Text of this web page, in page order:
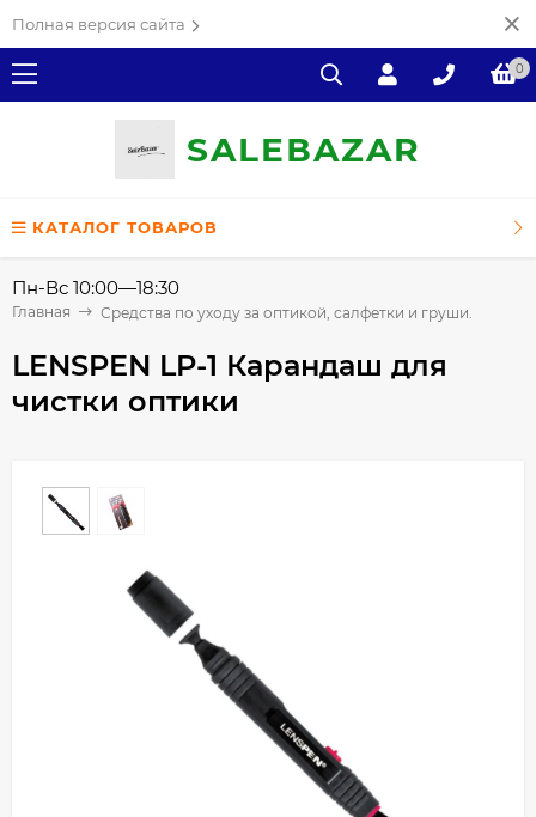
Полная версия сайта
0
SALEВAZAR
КАТАЛОГ ТОВАРОВ
Пн-Вс 10:00—18:30
Главная Средства по уходу за оптикой, салфетки и груши.
LENSPEN LP-1 Карандаш для
чистки оптики